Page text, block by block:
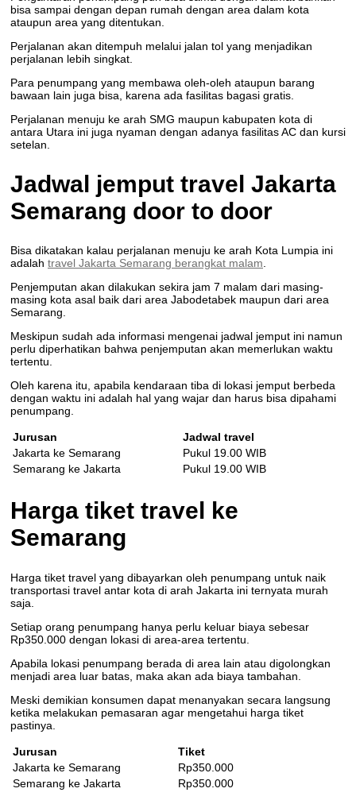
bisa sampai dengan depan rumah dengan area dalam kota
ataupun area yang ditentukan.
Perjalanan akan ditempuh melalui jalan tol yang menjadikan
perjalanan lebih singkat.
Para penumpang yang membawa oleh-oleh ataupun barang
bawaan lain juga bisa, karena ada fasilitas bagasi gratis.
Perjalanan menuju ke arah SMG maupun kabupaten kota di
antara Utara ini juga nyaman dengan adanya fasilitas AC dan kursi
setelan.
Jadwal jemput travel Jakarta
Semarang door to door
Bisa dikatakan kalau perjalanan menuju ke arah Kota Lumpia ini
adalah travel Jakarta Semarang berangkat malam.
Penjemputan akan dilakukan sekira jam 7 malam dari masing-
masing kota asal baik dari area Jabodetabek maupun dari area
Semarang.
Meskipun sudah ada informasi mengenai jadwal jemput ini namun
perlu diperhatikan bahwa penjemputan akan memerlukan waktu
tertentu.
Oleh karena itu, apabila kendaraan tiba di lokasi jemput berbeda
dengan waktu ini adalah hal yang wajar dan harus bisa dipahami
penumpang.
Jurusan
Jadwal travel
Jakarta ke Semarang
Pukul 19.00 WIB
Semarang ke Jakarta
Pukul 19.00 WIB
Harga tiket travel ke
Semarang
Harga tiket travel yang dibayarkan oleh penumpang untuk naik
transportasi travel antar kota di arah Jakarta ini ternyata murah
saja.
Setiap orang penumpang hanya perlu keluar biaya sebesar
Rp350.000 dengan lokasi di area-area tertentu.
Apabila lokasi penumpang berada di area lain atau digolongkan
menjadi area luar batas, maka akan ada biaya tambahan.
Meski demikian konsumen dapat menanyakan secara langsung
ketika melakukan pemasaran agar mengetahui harga tiket
pastinya.
Jurusan
Tiket
Jakarta ke Semarang
Rp350.000
Semarang ke Jakarta
Rp350.000